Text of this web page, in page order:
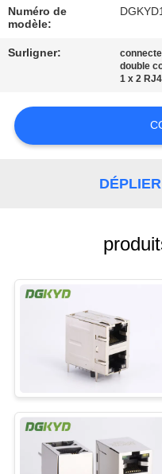
DE
QUALITÉ
CONTACTEZ-
NOUS
DEMANDEZ
CITATION
SITEMAP
POLITIQUE
MATIÈRE
DE
PROTECTION
Numéro de
modèle:
Surligner:
double
1 x 2